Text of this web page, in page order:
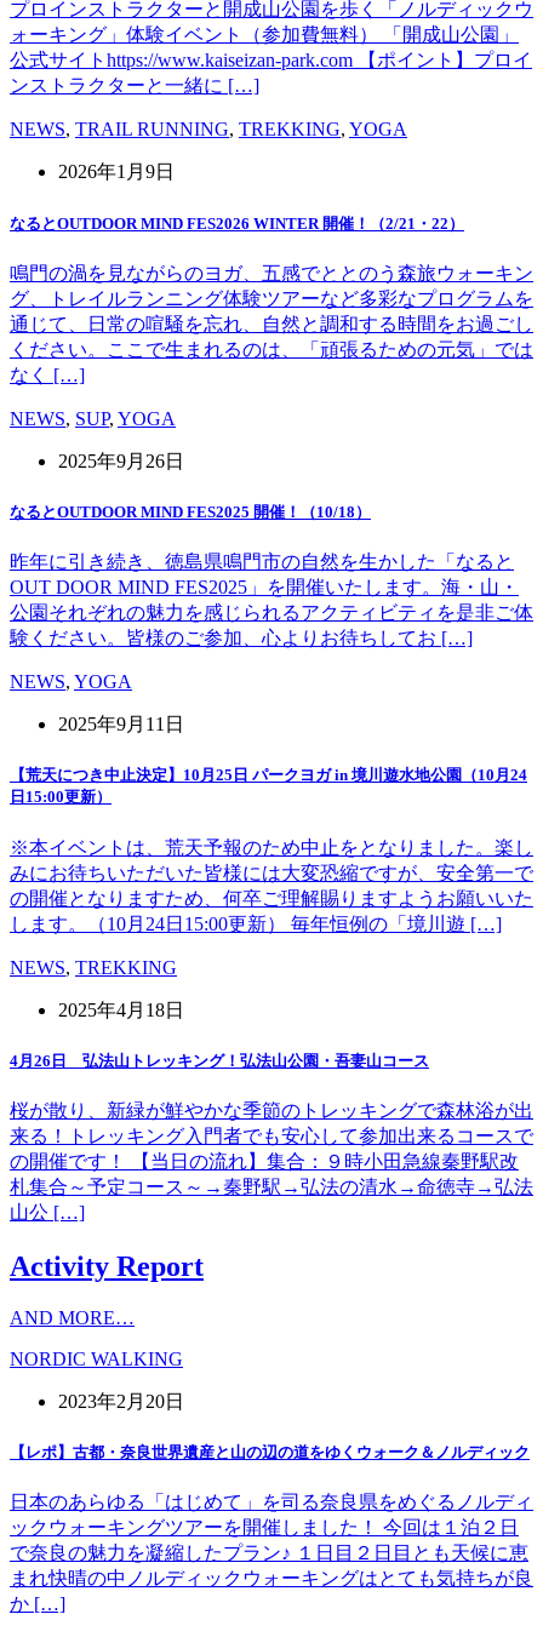
プロインストラクターと開成山公園を歩く「ノルディックウ
ォーキング」体験イベント（参加費無料） 「開成山公園」
公式サイトhttps://www.kaiseizan-park.com 【ポイント】プロイ
ンストラクターと一緒に […]
NEWS, TRAIL RUNNING, TREKKING, YOGA
2026年1月9日
なるとOUTDOOR MIND FES2026 WINTER 開催！（2/21・22）
鳴門の渦を見ながらのヨガ、五感でととのう森旅ウォーキン
グ、トレイルランニング体験ツアーなど多彩なプログラムを
通じて、日常の喧騒を忘れ、自然と調和する時間をお過ごし
ください。ここで生まれるのは、「頑張るための元気」では
なく […]
NEWS, SUP, YOGA
2025年9月26日
なるとOUTDOOR MIND FES2025 開催！（10/18）
昨年に引き続き、徳島県鳴門市の自然を生かした「なると
OUT DOOR MIND FES2025」を開催いたします。海・山・
公園それぞれの魅力を感じられるアクティビティを是非ご体
験ください。皆様のご参加、心よりお待ちしてお […]
NEWS, YOGA
2025年9月11日
【荒天につき中止決定】10月25日 パークヨガ in 境川遊水地公園（10月24
日15:00更新）
※本イベントは、荒天予報のため中止をとなりました。楽し
みにお待ちいただいた皆様には大変恐縮ですが、安全第一で
の開催となりますため、何卒ご理解賜りますようお願いいた
します。（10月24日15:00更新） 毎年恒例の「境川遊 […]
NEWS, TREKKING
2025年4月18日
4月26日 弘法山トレッキング！弘法山公園・吾妻山コース
桜が散り、新緑が鮮やかな季節のトレッキングで森林浴が出
来る！トレッキング入門者でも安心して参加出来るコースで
の開催です！ 【当日の流れ】集合：９時小田急線秦野駅改
札集合～予定コース～→秦野駅→弘法の清水→命徳寺→弘法
山公 […]
Activity Report
AND MORE…
NORDIC WALKING
2023年2月20日
【レポ】古都・奈良世界遺産と山の辺の道をゆくウォーク＆ノルディック
日本のあらゆる「はじめて」を司る奈良県をめぐるノルディ
ックウォーキングツアーを開催しました！ 今回は１泊２日
で奈良の魅力を凝縮したプラン♪ １日目２日目とも天候に恵
まれ快晴の中ノルディックウォーキングはとても気持ちが良
か […]